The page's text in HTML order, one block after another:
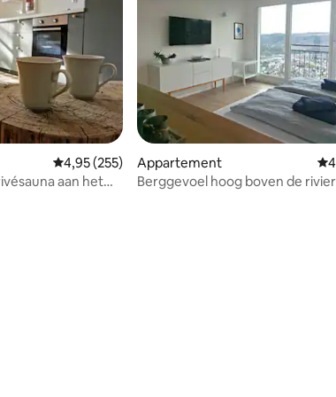
Gemiddelde beoordeling van 4,95 uit 5, 255
4,95 (255)
aan het
Appartement
Berggevoel hoog boven de